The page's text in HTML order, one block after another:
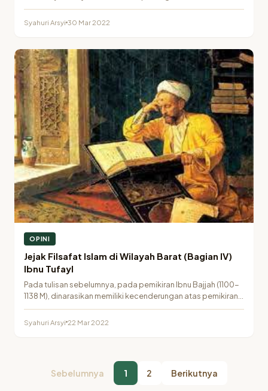
Syahuri Arsyi 30 Mar 2022
OPINI
Jejak Filsafat Islam di Wilayah Barat (Bagian IV)
Ibnu Tufayl
Pada tulisan sebelumnya, pada pemikiran Ibnu Bajjah (1100-
1138 M), dinarasikan memiliki kecenderungan atas pemikiran
dan ajaran-ajaran…
Syahuri Arsyi 22 Mar 2022
Sebelumnya 1 2 Berikutnya